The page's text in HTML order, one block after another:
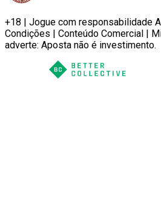
+18 | Jogue com responsabilidade
Condições | Conteúdo Comercial |
adverte: Aposta não é investimento.